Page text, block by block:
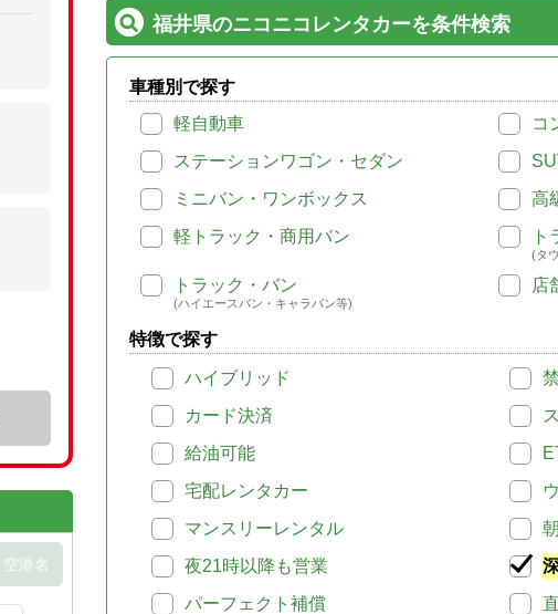
福井県のニコニコレンタカーを条件検索
車種別で探す
軽自動車
コ
ステーションワゴン・セダン
ミニバン・ワンボックス
高
軽トラック・商用バン
ト
(タ
トラック・バン
(ハイエースバン・キャラバン等)
店
特徴で探す
ハイブリッド
カード決済
給油可能
宅配レンタカー
マンスリーレンタル
夜21時以降も営業
パーフェクト補償
空港名